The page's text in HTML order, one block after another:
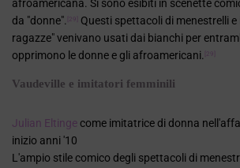
afroamericana. Si sono esibiti in scenette
da "donne".
[29]
Questi spettacoli di menestrelli
ragazze" venivano usati dai bianchi per
opprimono le donne e gli afroamericani.
[29]
Vaudeville e imitatori femminili
Julian Eltinge come imitatrice di donna
inizio anni '10
L'ampio stile comico degli spettacoli di